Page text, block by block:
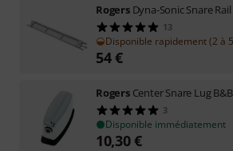
Rogers Dyna-Sonic Snare
13
Disponible rapidement (2 à
54€
Rogers Center Snare Lug B&B
3
Disponible immédiatement
10,30€